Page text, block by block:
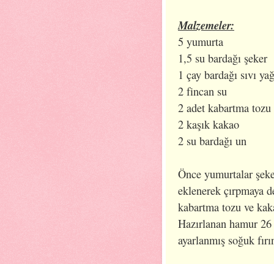
Malzemeler:
5 yumurta
1,5 su bardağı şeker
1 çay bardağı sıvı yağ
2 fincan su
2 adet kabartma tozu
2 kaşık kakao
2 su bardağı un
Önce yumurtalar
eklenerek çırpmaya
kabartma tozu ve
Hazırlanan hamur
ayarlanmış soğuk